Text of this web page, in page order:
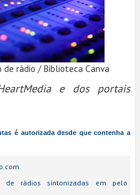
de rádio / Biblioteca Canva
e dos portais
é autorizada desde que contenha a
rádios sintonizadas em pelo